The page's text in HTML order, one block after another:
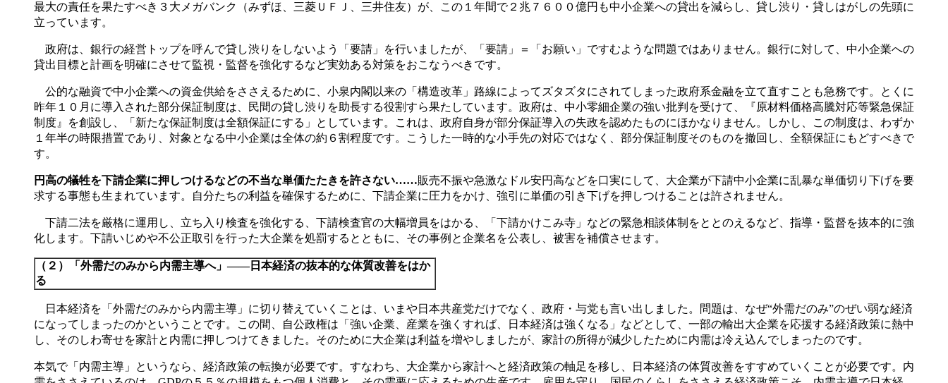
最大の責任を果たすべき３大メガバンク（みずほ、三菱ＵＦＪ、三井住友）が、この１年間で２兆７６００億円も中小企業への貸出を減らし、貸し渋り・貸しはがしの先頭に
立っています。
政府は、銀行の経営トップを呼んで貸し渋りをしないよう「要請」を行いましたが、「要請」＝「お願い」ですむような問題ではありません。銀行に対して、中小企業への
貸出目標と計画を明確にさせて監視・監督を強化するなど実効ある対策をおこなうべきです。
公的な融資で中小企業への資金供給をささえるために、小泉内閣以来の「構造改革」路線によってズタズタにされてしまった政府系金融を立て直すことも急務です。とくに
昨年１０月に導入された部分保証制度は、民間の貸し渋りを助長する役割すら果たしています。政府は、中小零細企業の強い批判を受けて、『原材料価格高騰対応等緊急保証
制度』を創設し、「新たな保証制度は全額保証にする」としています。これは、政府自身が部分保証導入の失政を認めたものにほかなりません。しかし、この制度は、わずか
１年半の時限措置であり、対象となる中小企業は全体の約６割程度です。こうした一時的な小手先の対応ではなく、部分保証制度そのものを撤回し、全額保証にもどすべきで
す。
円高の犠牲を下請企業に押しつけるなどの不当な単価たたきを許さない……販売不振や急激なドル安円高などを口実にして、大企業が下請中小企業に乱暴な単価切り下げを要
求する事態も生まれています。自分たちの利益を確保するために、下請企業に圧力をかけ、強引に単価の引き下げを押しつけることは許されません。
下請二法を厳格に運用し、立ち入り検査を強化する、下請検査官の大幅増員をはかる、「下請かけこみ寺」などの緊急相談体制をととのえるなど、指導・監督を抜本的に強
化します。下請いじめや不公正取引を行った大企業を処罰するとともに、その事例と企業名を公表し、被害を補償させます。
（２）「外需だのみから内需主導へ」――日本経済の抜本的な体質改善をはか
る
日本経済を「外需だのみから内需主導」に切り替えていくことは、いまや日本共産党だけでなく、政府・与党も言い出しました。問題は、なぜ“外需だのみ”のぜい弱な経済
になってしまったのかということです。この間、自公政権は「強い企業、産業を強くすれば、日本経済は強くなる」などとして、一部の輸出大企業を応援する経済政策に熱中
し、そのしわ寄せを家計と内需に押しつけてきました。そのために大企業は利益を増やしましたが、家計の所得が減少したために内需は冷え込んでしまったのです。
本気で「内需主導」というなら、経済政策の転換が必要です。すなわち、大企業から家計へと経済政策の軸足を移し、日本経済の体質改善をすすめていくことが必要です。内